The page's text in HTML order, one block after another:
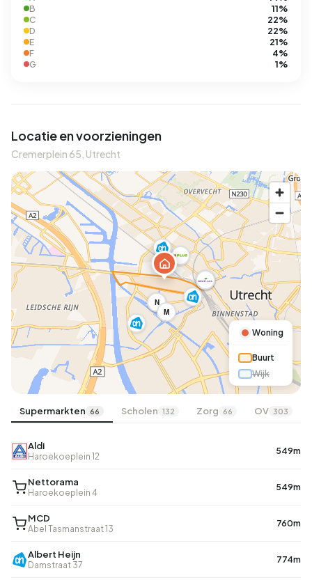
B 11%
C 22%
D 22%
E 21%
F 4%
G 1%
Locatie en voorzieningen
Cremerplein 65, Utrecht
N
M
Woning
Buurt
Wijk
Supermarkten 66 Scholen 132 Zorg 66 OV 303
Aldi
Haroekoeplein 12
549m
Nettorama
Haroekoeplein 4
549m
MCD
Abel Tasmanstraat 13
760m
Albert Heijn
Damstraat 37
774m